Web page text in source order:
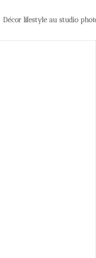
Décor lifestyle au studio